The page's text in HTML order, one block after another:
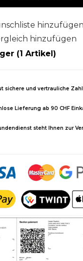
hinzufügen
hinzufügen
(1 Artikel)
sichere und vertrauliche
Lieferung ab 90 CHF
steht Ihnen zur